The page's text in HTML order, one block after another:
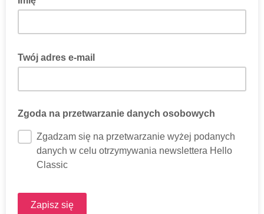
Twój adres e-mail
Zgoda na przetwarzanie danych osobowych
Zgadzam się na przetwarzanie wyżej podanych
danych w celu otrzymywania newslettera Hello
Classic